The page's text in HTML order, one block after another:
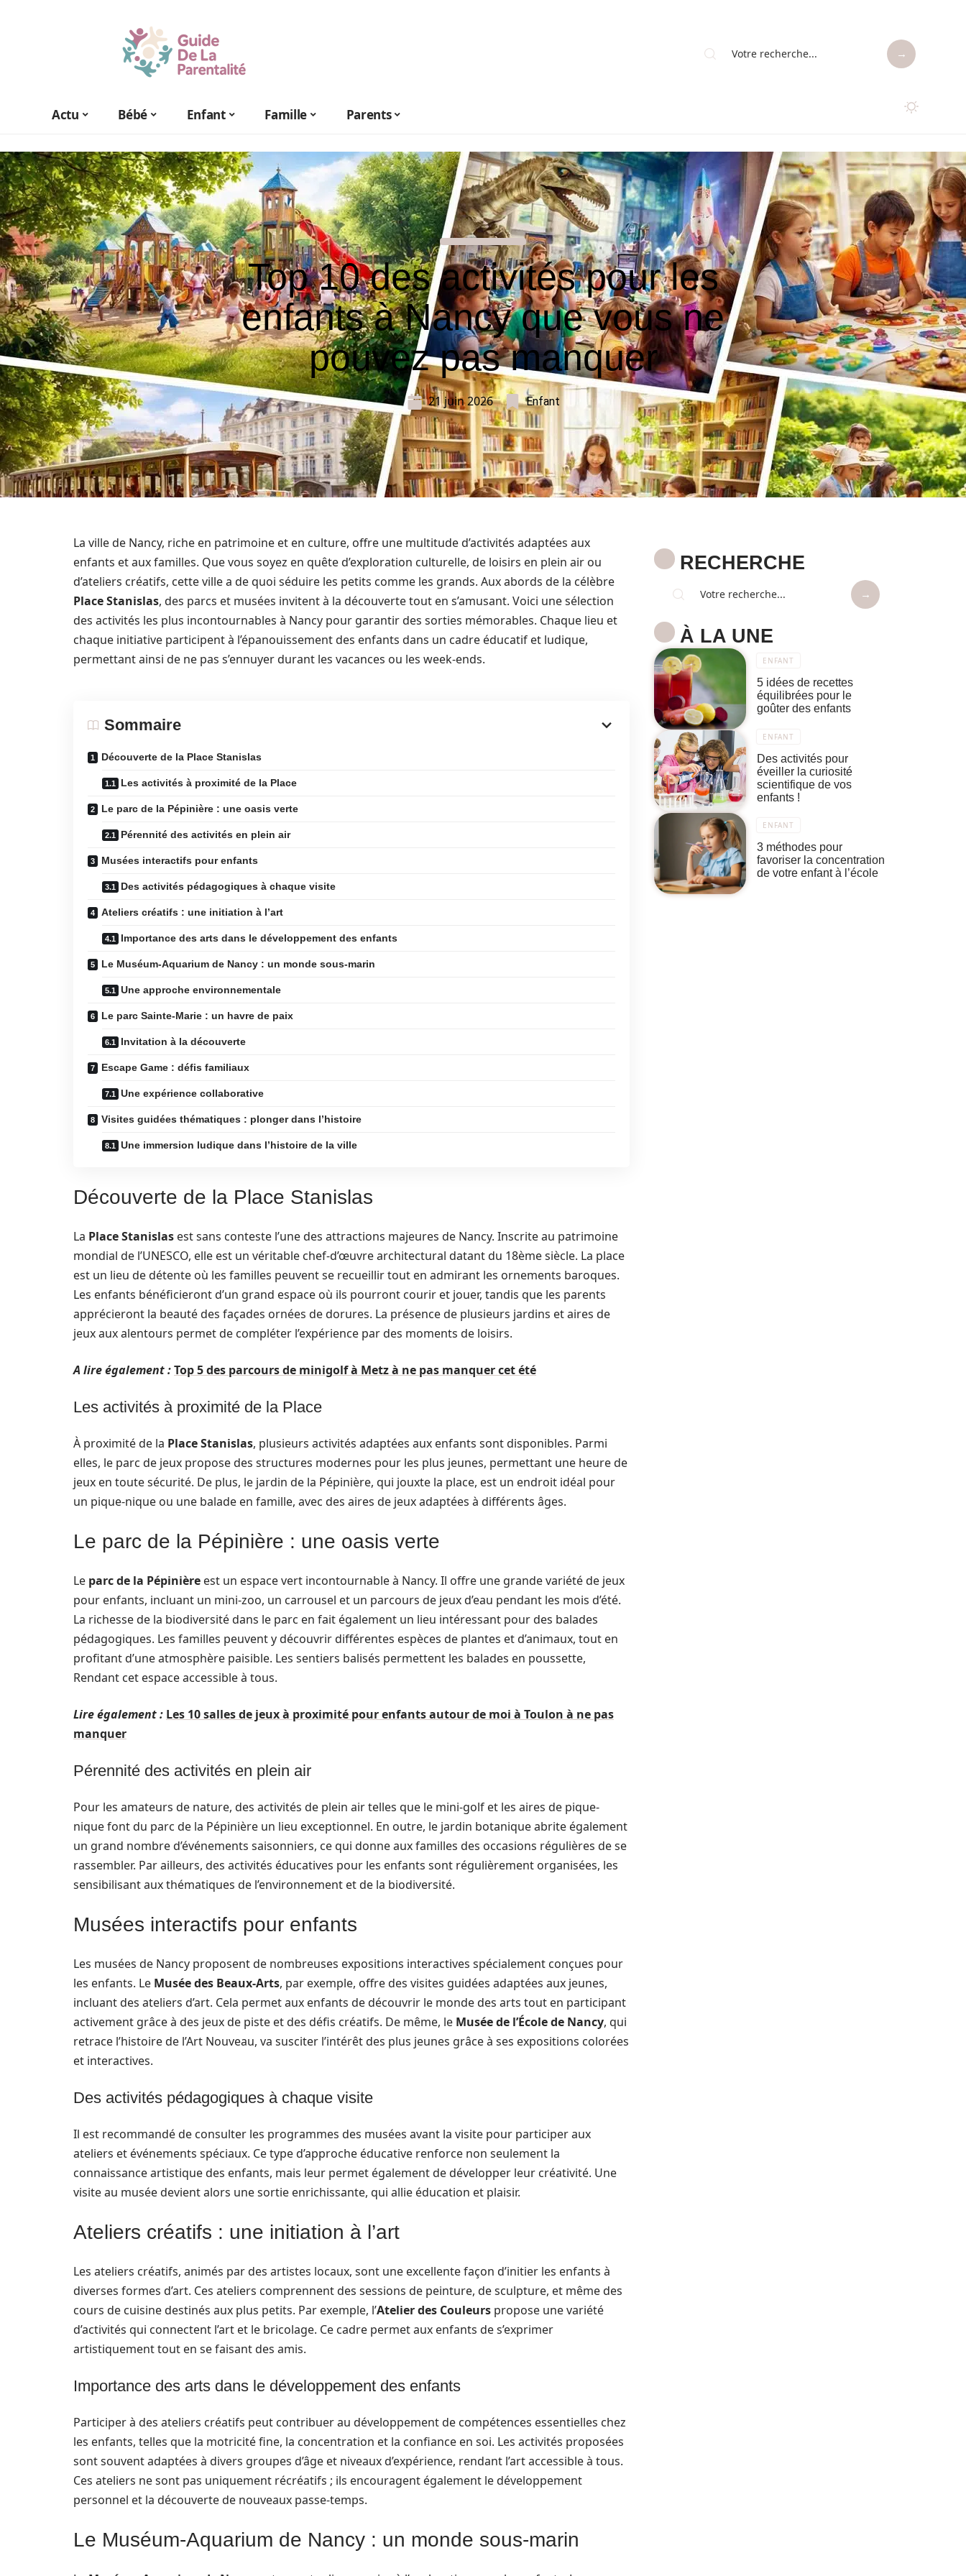
Actu Bébé Enfant Famille Parents
Top 10 des activités pour les
enfants à Nancy que vous ne
pouvez pas manquer
21 juin 2026 Enfant
La ville de Nancy, riche en patrimoine et en culture, offre une multitude d’activités adaptées aux
enfants et aux familles. Que vous soyez en quête d’exploration culturelle, de loisirs en plein air ou
d’ateliers créatifs, cette ville a de quoi séduire les petits comme les grands. Aux abords de la célèbre
Place Stanislas, des parcs et musées invitent à la découverte tout en s’amusant. Voici une sélection
des activités les plus incontournables à Nancy pour garantir des sorties mémorables. Chaque lieu et
chaque initiative participent à l’épanouissement des enfants dans un cadre éducatif et ludique,
permettant ainsi de ne pas s’ennuyer durant les vacances ou les week-ends.
Sommaire
Découverte de la Place Stanislas
Les activités à proximité de la Place
Le parc de la Pépinière : une oasis verte
Pérennité des activités en plein air
Musées interactifs pour enfants
Des activités pédagogiques à chaque visite
Ateliers créatifs : une initiation à l’art
Importance des arts dans le développement des enfants
Le Muséum-Aquarium de Nancy : un monde sous-marin
Une approche environnementale
Le parc Sainte-Marie : un havre de paix
Invitation à la découverte
Escape Game : défis familiaux
Une expérience collaborative
Visites guidées thématiques : plonger dans l’histoire
Une immersion ludique dans l’histoire de la ville
Découverte de la Place Stanislas
La Place Stanislas est sans conteste l’une des attractions majeures de Nancy. Inscrite au patrimoine
mondial de l’UNESCO, elle est un véritable chef-d’œuvre architectural datant du 18ème siècle. La place
est un lieu de détente où les familles peuvent se recueillir tout en admirant les ornements baroques.
Les enfants bénéficieront d’un grand espace où ils pourront courir et jouer, tandis que les parents
apprécieront la beauté des façades ornées de dorures. La présence de plusieurs jardins et aires de
jeux aux alentours permet de compléter l’expérience par des moments de loisirs.
A lire également :Top 5 des parcours de minigolf à Metz à ne pas manquer cet été
Les activités à proximité de la Place
À proximité de la Place Stanislas, plusieurs activités adaptées aux enfants sont disponibles. Parmi
elles, le parc de jeux propose des structures modernes pour les plus jeunes, permettant une heure de
jeux en toute sécurité. De plus, le jardin de la Pépinière, qui jouxte la place, est un endroit idéal pour
un pique-nique ou une balade en famille, avec des aires de jeux adaptées à différents âges.
Le parc de la Pépinière : une oasis verte
Le parc de la Pépinière est un espace vert incontournable à Nancy. Il offre une grande variété de jeux
pour enfants, incluant un mini-zoo, un carrousel et un parcours de jeux d’eau pendant les mois d’été.
La richesse de la biodiversité dans le parc en fait également un lieu intéressant pour des balades
pédagogiques. Les familles peuvent y découvrir différentes espèces de plantes et d’animaux, tout en
profitant d’une atmosphère paisible. Les sentiers balisés permettent les balades en poussette,
Rendant cet espace accessible à tous.
Lire également : Les 10 salles de jeux à proximité pour enfants autour de moi à Toulon à ne pas
manquer
Pérennité des activités en plein air
Pour les amateurs de nature, des activités de plein air telles que le mini-golf et les aires de pique-
nique font du parc de la Pépinière un lieu exceptionnel. En outre, le jardin botanique abrite également
un grand nombre d’événements saisonniers, ce qui donne aux familles des occasions régulières de se
rassembler. Par ailleurs, des activités éducatives pour les enfants sont régulièrement organisées, les
sensibilisant aux thématiques de l’environnement et de la biodiversité.
Musées interactifs pour enfants
Les musées de Nancy proposent de nombreuses expositions interactives spécialement conçues pour
les enfants. Le Musée des Beaux-Arts, par exemple, offre des visites guidées adaptées aux jeunes,
incluant des ateliers d’art. Cela permet aux enfants de découvrir le monde des arts tout en participant
activement grâce à des jeux de piste et des défis créatifs. De même, le Musée de l’École de Nancy, qui
retrace l’histoire de l’Art Nouveau, va susciter l’intérêt des plus jeunes grâce à ses expositions colorées
et interactives.
Des activités pédagogiques à chaque visite
Il est recommandé de consulter les programmes des musées avant la visite pour participer aux
ateliers et événements spéciaux. Ce type d’approche éducative renforce non seulement la
connaissance artistique des enfants, mais leur permet également de développer leur créativité. Une
visite au musée devient alors une sortie enrichissante, qui allie éducation et plaisir.
Ateliers créatifs : une initiation à l’art
Les ateliers créatifs, animés par des artistes locaux, sont une excellente façon d’initier les enfants à
diverses formes d’art. Ces ateliers comprennent des sessions de peinture, de sculpture, et même des
cours de cuisine destinés aux plus petits. Par exemple, l’Atelier des Couleurs propose une variété
d’activités qui connectent l’art et le bricolage. Ce cadre permet aux enfants de s’exprimer
artistiquement tout en se faisant des amis.
Importance des arts dans le développement des enfants
Participer à des ateliers créatifs peut contribuer au développement de compétences essentielles chez
les enfants, telles que la motricité fine, la concentration et la confiance en soi. Les activités proposées
sont souvent adaptées à divers groupes d’âge et niveaux d’expérience, rendant l’art accessible à tous.
Ces ateliers ne sont pas uniquement récréatifs ; ils encouragent également le développement
personnel et la découverte de nouveaux passe-temps.
Le Muséum-Aquarium de Nancy : un monde sous-marin
RECHERCHE
À LA UNE
ENFANT
5 idées de recettes
équilibrées pour le
goûter des enfants
ENFANT
Des activités pour
éveiller la curiosité
scientifique de vos
enfants !
ENFANT
3 méthodes pour
favoriser la concentration
de votre enfant à l’école